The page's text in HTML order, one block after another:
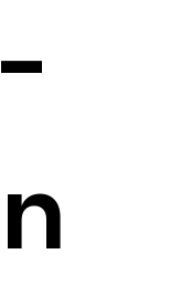
-
n